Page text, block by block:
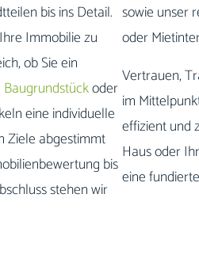
bis ins Detail.
Immobilie zu
ob Sie ein
Baugrundstückoder
eine individuelle
Ziele abgestimmt
bis
stehen wir
sowie unser
oder
Vertrauen,
im
effizient und
Haus oder
eine